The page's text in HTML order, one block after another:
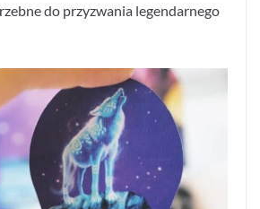
do przyzwania legendarnego